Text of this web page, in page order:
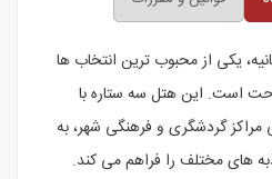
یکی از محبوب ترین انتخاب ها
است. این هتل سه ستاره با
گردشگری و فرهنگی شهر، به
های مختلف را فراهم می کند.